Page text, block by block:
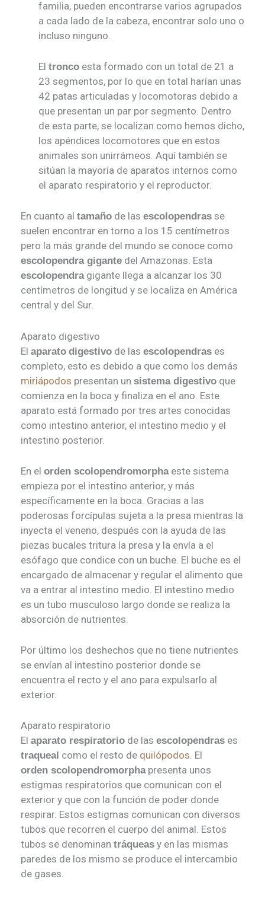
familia, pueden encontrarse varios agrupados
a cada lado de la cabeza, encontrar solo uno o
incluso ninguno.
El tronco esta formado con un total de 21 a
23 segmentos, por lo que en total harían unas
42 patas articuladas y locomotoras debido a
que presentan un par por segmento. Dentro
de esta parte, se localizan como hemos dicho,
los apéndices locomotores que en estos
animales son unirrámeos. Aquí también se
sitúan la mayoría de aparatos internos como
el aparato respiratorio y el reproductor.
En cuanto al tamaño de las escolopendras se
suelen encontrar en torno a los 15 centímetros
pero la más grande del mundo se conoce como
escolopendra gigante del Amazonas. Esta
escolopendragigante llega a alcanzar los 30
centímetros de longitud y se localiza en América
central y del Sur.
Aparato digestivo
El aparato digestivo de las escolopendras es
completo, esto es debido a que como los demás
miriápodos presentan un sistema digestivo que
comienza en la boca y finaliza en el ano. Este
aparato está formado por tres artes conocidas
como intestino anterior, el intestino medio y el
intestino posterior.
En el orden scolopendromorphaeste sistema
empieza por el intestino anterior, y más
específicamente en la boca. Gracias a las
poderosas forcípulas sujeta a la presa mientras la
inyecta el veneno, después con la ayuda de las
piezas bucales tritura la presa y la envía a el
esófago que condice con un buche. El buche es el
encargado de almacenar y regular el alimento que
va a entrar al intestino medio. El intestino medio
es un tubo musculoso largo donde se realiza la
absorción de nutrientes.
Por último los deshechos que no tiene nutrientes
se envían al intestino posterior donde se
encuentra el recto y el ano para expulsarlo al
exterior.
Aparato respiratorio
El aparato respiratorio de las escolopendras es
traqueal como el resto de quilópodos. El
orden scolopendromorphapresenta unos
estigmas respiratorios que comunican con el
exterior y que con la función de poder donde
respirar. Estos estigmas comunican con diversos
tubos que recorren el cuerpo del animal. Estos
tubos se denominan tráqueas y en las mismas
paredes de los mismo se produce el intercambio
de gases.